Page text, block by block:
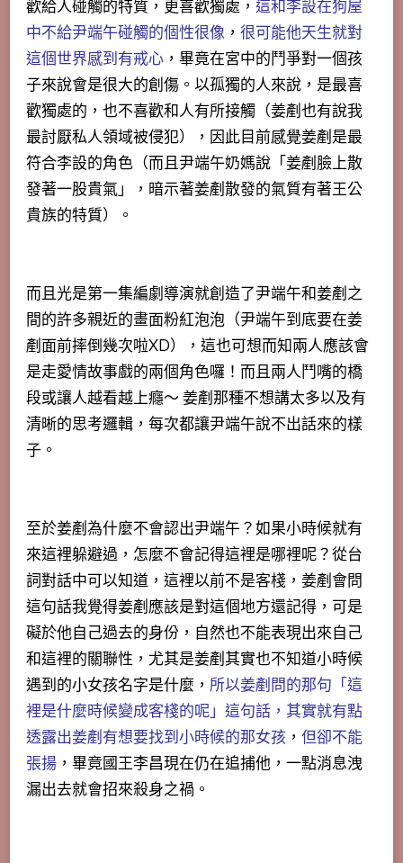
歡給人碰觸的特質，更喜歡獨處， 這和李設在狗屋
中不給尹端午碰觸的個性很像 ， 很可能他天生就對
這個世界感到有戒心 ，畢竟在宮中的鬥爭對一個孩
子來說會是很大的創傷。以孤獨的人來說，是最喜
歡獨處的，也不喜歡和人有所接觸（姜剷也有說我
最討厭私人領域被侵犯），因此目前感覺姜剷是最
符合李設的角色（而且尹端午奶媽說「姜剷臉上散
發著一股貴氣」，暗示著姜剷散發的氣質有著王公
貴族的特質）。
而且光是第一集編劇導演就創造了尹端午和姜剷之
間的許多親近的畫面粉紅泡泡（尹端午到底要在姜
剷面前摔倒幾次啦XD），這也可想而知兩人應該會
是走愛情故事戲的兩個角色囉！而且兩人鬥嘴的橋
段或讓人越看越上癮～ 姜剷那種不想講太多以及有
清晰的思考邏輯，每次都讓尹端午說不出話來的樣
子。
至於姜剷為什麼不會認出尹端午？如果小時候就有
來這裡躲避過，怎麼不會記得這裡是哪裡呢？從台
詞對話中可以知道，這裡以前不是客棧，姜剷會問
這句話我覺得姜剷應該是對這個地方還記得，可是
礙於他自己過去的身份，自然也不能表現出來自己
和這裡的關聯性，尤其是姜剷其實也不知道小時候
遇到的小女孩名字是什麼， 所以姜剷問的那句「這
裡是什麼時候變成客棧的呢」這句話，其實就有點
透露出姜剷有想要找到小時候的那女孩 ， 但卻不能
張揚 ，畢竟國王李昌現在仍在追捕他，一點消息洩
漏出去就會招來殺身之禍。